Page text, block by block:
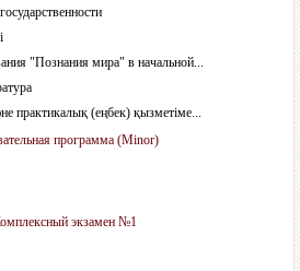
"Познания мира" в начальной...
практикалық (еңбек) қызметіме...
программа (Мinor)
экзамен №1